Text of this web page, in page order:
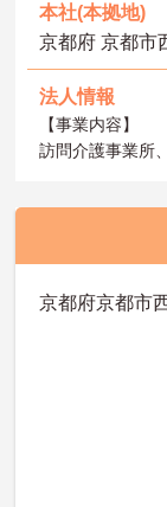
本社(本拠地)
京都府 京都市
法人情報
【事業内容】
訪問介護事業所
京都府京都市